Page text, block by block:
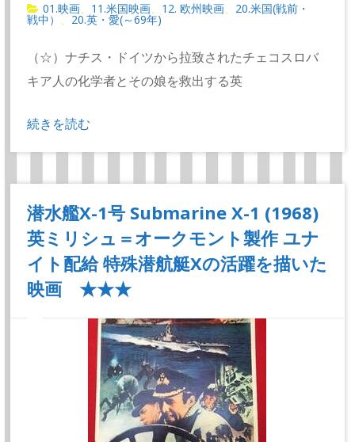
01.映画
11.米国映画 12. 欧州映画 20.米国(戦前・
戦中） 20.英・愛(～69年)
（☆）ナチス・ドイツから拉致されたチェコスロバ
キア人の化学者とその娘を救出する英
続きを読む
潜水艦X-1号 Submarine X-1 (1968)
英ミリシュ＝オークモント製作 ユナ
イト配給 特殊潜航艇Xの活躍を描いた
映画 ★★★